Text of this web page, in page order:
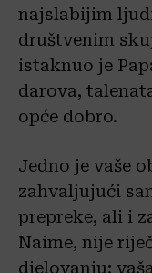
najslabijim
društvenim
istaknuo je
darova,
opće dobro.
Jedno je vaše
zahvaljujući
prepreke, ali i
Naime, nije
djelovanju;